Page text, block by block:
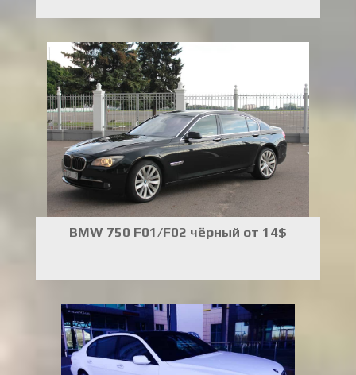
BMW 750 F01/F02 чёрный от 14$